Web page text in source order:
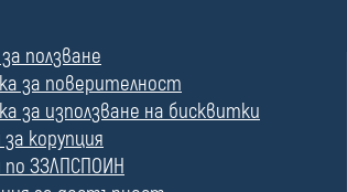
ползване
за поверителност
за използване на бисквитки
корупция
по ЗЗЛПСПОИН